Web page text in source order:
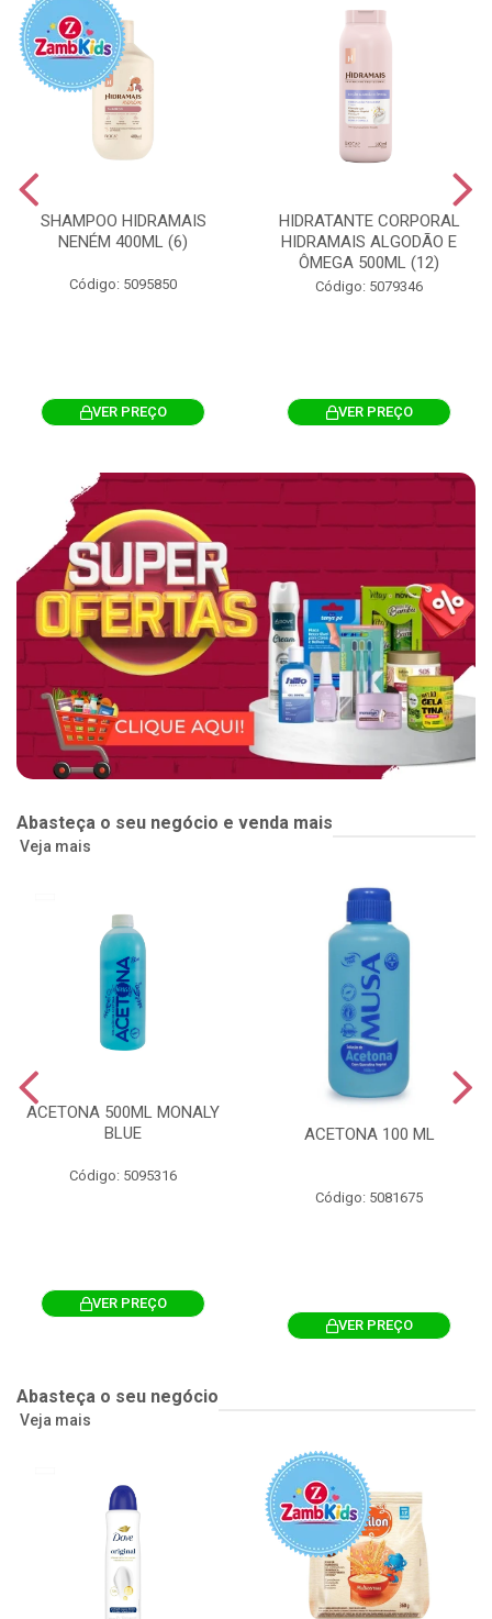
SHAMPOO HIDRAMAIS
NENÉM 400ML (6)
Código: 5095850
VER PREÇO
HIDRATANTE CORPORAL
HIDRAMAIS ALGODÃO E
ÔMEGA 500ML (12)
Código: 5079346
VER PREÇO
Abasteça o seu negócio e venda mais
Veja mais
ACETONA 500ML MONALY
BLUE
Código: 5095316
VER PREÇO
ACETONA 100 ML
Código: 5081675
VER PREÇO
Abasteça o seu negócio
Veja mais